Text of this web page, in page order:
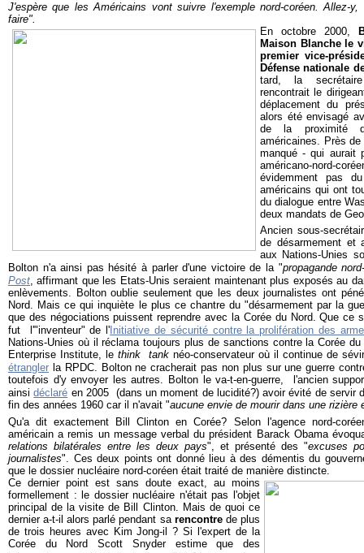
J'espère que les Américains vont suivre l'exemple nord-coréen. Allez-
faire".
En octobre 2000,
Maison Blanche le
premier vice-
Défense nationale
tard, la
rencontrait le
déplacement du
alors été envisagé
de la proximité
américaines. Près
manqué - qui aurait
américano-nord-
évidemment pas
américains qui ont
du dialogue entre
deux mandats de
Ancien sous-
de désarmement et
aux Nations-Unies
Bolton n'a ainsi pas hésité à parler d'une victoire de la "propagande
Post, affirmant que les Etats-Unis seraient maintenant plus exposés au
enlèvements. Bolton oublie seulement que les deux journalistes ont
Nord. Mais ce qui inquiète le plus ce chantre du "désarmement par la
que des négociations puissent reprendre avec la Corée du Nord. Que
fut l'"inventeur" de l' Initiative de sécurité contre la prolifération des
Nations-Unies où il réclama toujours plus de sanctions contre la Corée
Enterprise Institute, le think tank néo-conservateur où il continue de
étrangler la RPDC. Bolton ne cracherait pas non plus sur une guerre
toutefois d'y envoyer les autres. Bolton le va-t-en-guerre, l'ancien
ainsi déclaré en 2005 (dans un moment de lucidité?) avoir évité de servir
fin des années 1960 car il n'avait "aucune envie de mourir dans une rizière
Qu'a dit exactement Bill Clinton en Corée? Selon l'agence nord-
américain a remis un message verbal du président Barack Obama
relations bilatérales entre les deux pays", et présenté des "excuses
journalistes". Ces deux points ont donné lieu à des démentis du
que le dossier nucléaire nord-coréen était traité de manière distincte.
Ce dernier point est sans doute exact, au moins
formellement : le dossier nucléaire n'était pas l'objet
principal de la visite de Bill Clinton. Mais de quoi ce
dernier a-t-il alors parlé pendant sa rencontrede plus
de trois heures avec Kim Jong-il ? Si l'expert de la
Corée du Nord Scott Snyder estime que des